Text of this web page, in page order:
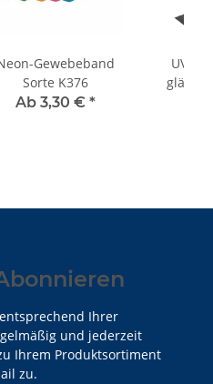
Gewebeband
Sorte K376
Ab 3,30 € *
UV-
Ihrer
und jederzeit
Ihrem Produktsortiment
zu.